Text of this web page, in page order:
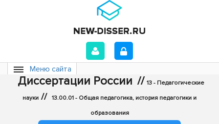
Меню сайта
Диссертации России // 13 - Педагогические
науки // 13.00.01 - Общая педагогика, история педагогики и
образования